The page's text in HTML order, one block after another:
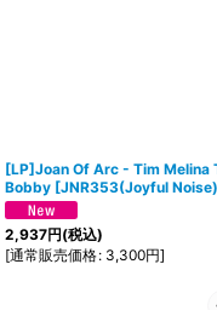
[LP]Joan Of Arc - Tim Melina
Bobby [JNR353(Joyful Noise)
2,937円(税込)
[通常販売価格: 3,300円]